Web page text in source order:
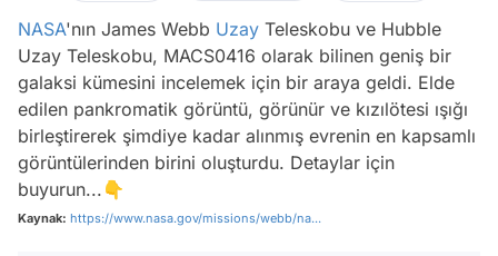
NASA'nın James Webb Uzay Teleskobu ve Hubble
Uzay Teleskobu, MACS0416 olarak bilinen geniş bir
galaksi kümesini incelemek için bir araya geldi. Elde
edilen pankromatik görüntü, görünür ve kızılötesi ışığı
birleştirerek şimdiye kadar alınmış evrenin en kapsamlı
görüntülerinden birini oluşturdu. Detaylar için
buyurun...👇
Kaynak: https://www.nasa.gov/missions/webb/na...